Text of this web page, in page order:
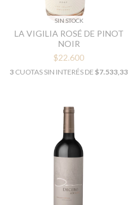
SIN STOCK
LA VIGILIA ROSÉ DE PINOT
NOIR
$22.600
3 CUOTAS SIN INTERÉS DE $7.533,33